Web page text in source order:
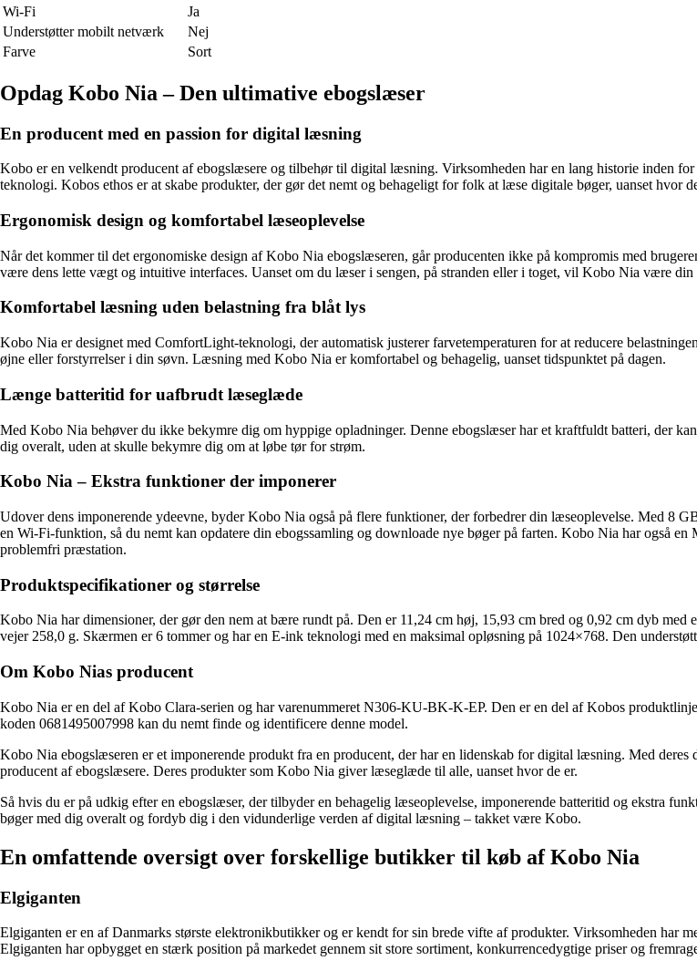
Wi-Fi
Ja
Understøtter mobilt netværk
Nej
Farve
Sort
Opdag Kobo Nia – Den ultimative ebogslæser
En producent med en passion for digital læsning
Kobo er en velkendt producent af ebogslæsere og tilbehør til digital læsning. Virksomheden har en lang historie inden
teknologi. Kobos ethos er at skabe produkter, der gør det nemt og behageligt for folk at læse digitale bøger, uanset hvor
Ergonomisk design og komfortabel læseoplevelse
Når det kommer til det ergonomiske design af Kobo Nia ebogslæseren, går producenten ikke på kompromis med
være dens lette vægt og intuitive interfaces. Uanset om du læser i sengen, på stranden eller i toget, vil Kobo Nia være din
Komfortabel læsning uden belastning fra blåt lys
Kobo Nia er designet med ComfortLight-teknologi, der automatisk justerer farvetemperaturen for at reducere
øjne eller forstyrrelser i din søvn. Læsning med Kobo Nia er komfortabel og behagelig, uanset tidspunktet på dagen.
Længe batteritid for uafbrudt læseglæde
Med Kobo Nia behøver du ikke bekymre dig om hyppige opladninger. Denne ebogslæser har et kraftfuldt batteri, der
dig overalt, uden at skulle bekymre dig om at løbe tør for strøm.
Kobo Nia – Ekstra funktioner der imponerer
Udover dens imponerende ydeevne, byder Kobo Nia også på flere funktioner, der forbedrer din læseoplevelse. Med 8
en Wi-Fi-funktion, så du nemt kan opdatere din ebogssamling og downloade nye bøger på farten. Kobo Nia har også
problemfri præstation.
Produktspecifikationer og størrelse
Kobo Nia har dimensioner, der gør den nem at bære rundt på. Den er 11,24 cm høj, 15,93 cm bred og 0,92 cm dyb
vejer 258,0 g. Skærmen er 6 tommer og har en E-ink teknologi med en maksimal opløsning på 1024×768. Den
Om Kobo Nias producent
Kobo Nia er en del af Kobo Clara-serien og har varenummeret N306-KU-BK-K-EP. Den er en del af Kobos
koden 0681495007998 kan du nemt finde og identificere denne model.
Kobo Nia ebogslæseren er et imponerende produkt fra en producent, der har en lidenskab for digital læsning. Med
producent af ebogslæsere. Deres produkter som Kobo Nia giver læseglæde til alle, uanset hvor de er.
Så hvis du er på udkig efter en ebogslæser, der tilbyder en behagelig læseoplevelse, imponerende batteritid og ekstra
bøger med dig overalt og fordyb dig i den vidunderlige verden af digital læsning – takket være Kobo.
En omfattende oversigt over forskellige butikker til køb af Kobo Nia
Elgiganten
Elgiganten er en af ​​Danmarks største elektronikbutikker og er kendt for sin brede vifte af produkter. Virksomheden har
Elgiganten har opbygget en stærk position på markedet gennem sit store sortiment, konkurrencedygtige priser og